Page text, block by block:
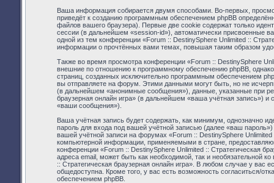
Ваша информация собирается двумя способами. Во-первых,
приведёт к созданию программным обеспечением phpBB
файлов вашего браузера). Первые две cookie содержат только
сессии (в дальнейшем «session-id»), автоматически присвоенные
одной из тем конференции «Forum :: DestinySphere Unlimited ::
информации о прочтённых вами темах, повышая таким образом
Также во время просмотра конференции «Forum :: DestinySphere
внешние по отношению к программному обеспечению phpBB,
страниц, созданных исключительно программным обеспечением
вы отправляете на форум. Этими данными могут быть, но не
(в дальнейшем «анонимные сообщения»), данные, указанные при
браузерная онлайн игра» (в дальнейшем «ваша учётная запись»)
«ваши сообщения»).
Ваша учётная запись будет содержать, как минимум, однозначно
пароль для входа под вашей учётной записью (далее «ваш
вашей учётной записи на форумах «Forum :: DestinySphere
компьютерной информации, применяемыми в стране,
конференции «Forum :: DestinySphere Unlimited :: Стратегическая
адреса email, может быть как необходимой, так и необязательной
:: Стратегическая браузерная онлайн игра». В любом случае у вас
общедоступна. Кроме того, у вас есть возможность согласиться/
обеспечением phpBB.